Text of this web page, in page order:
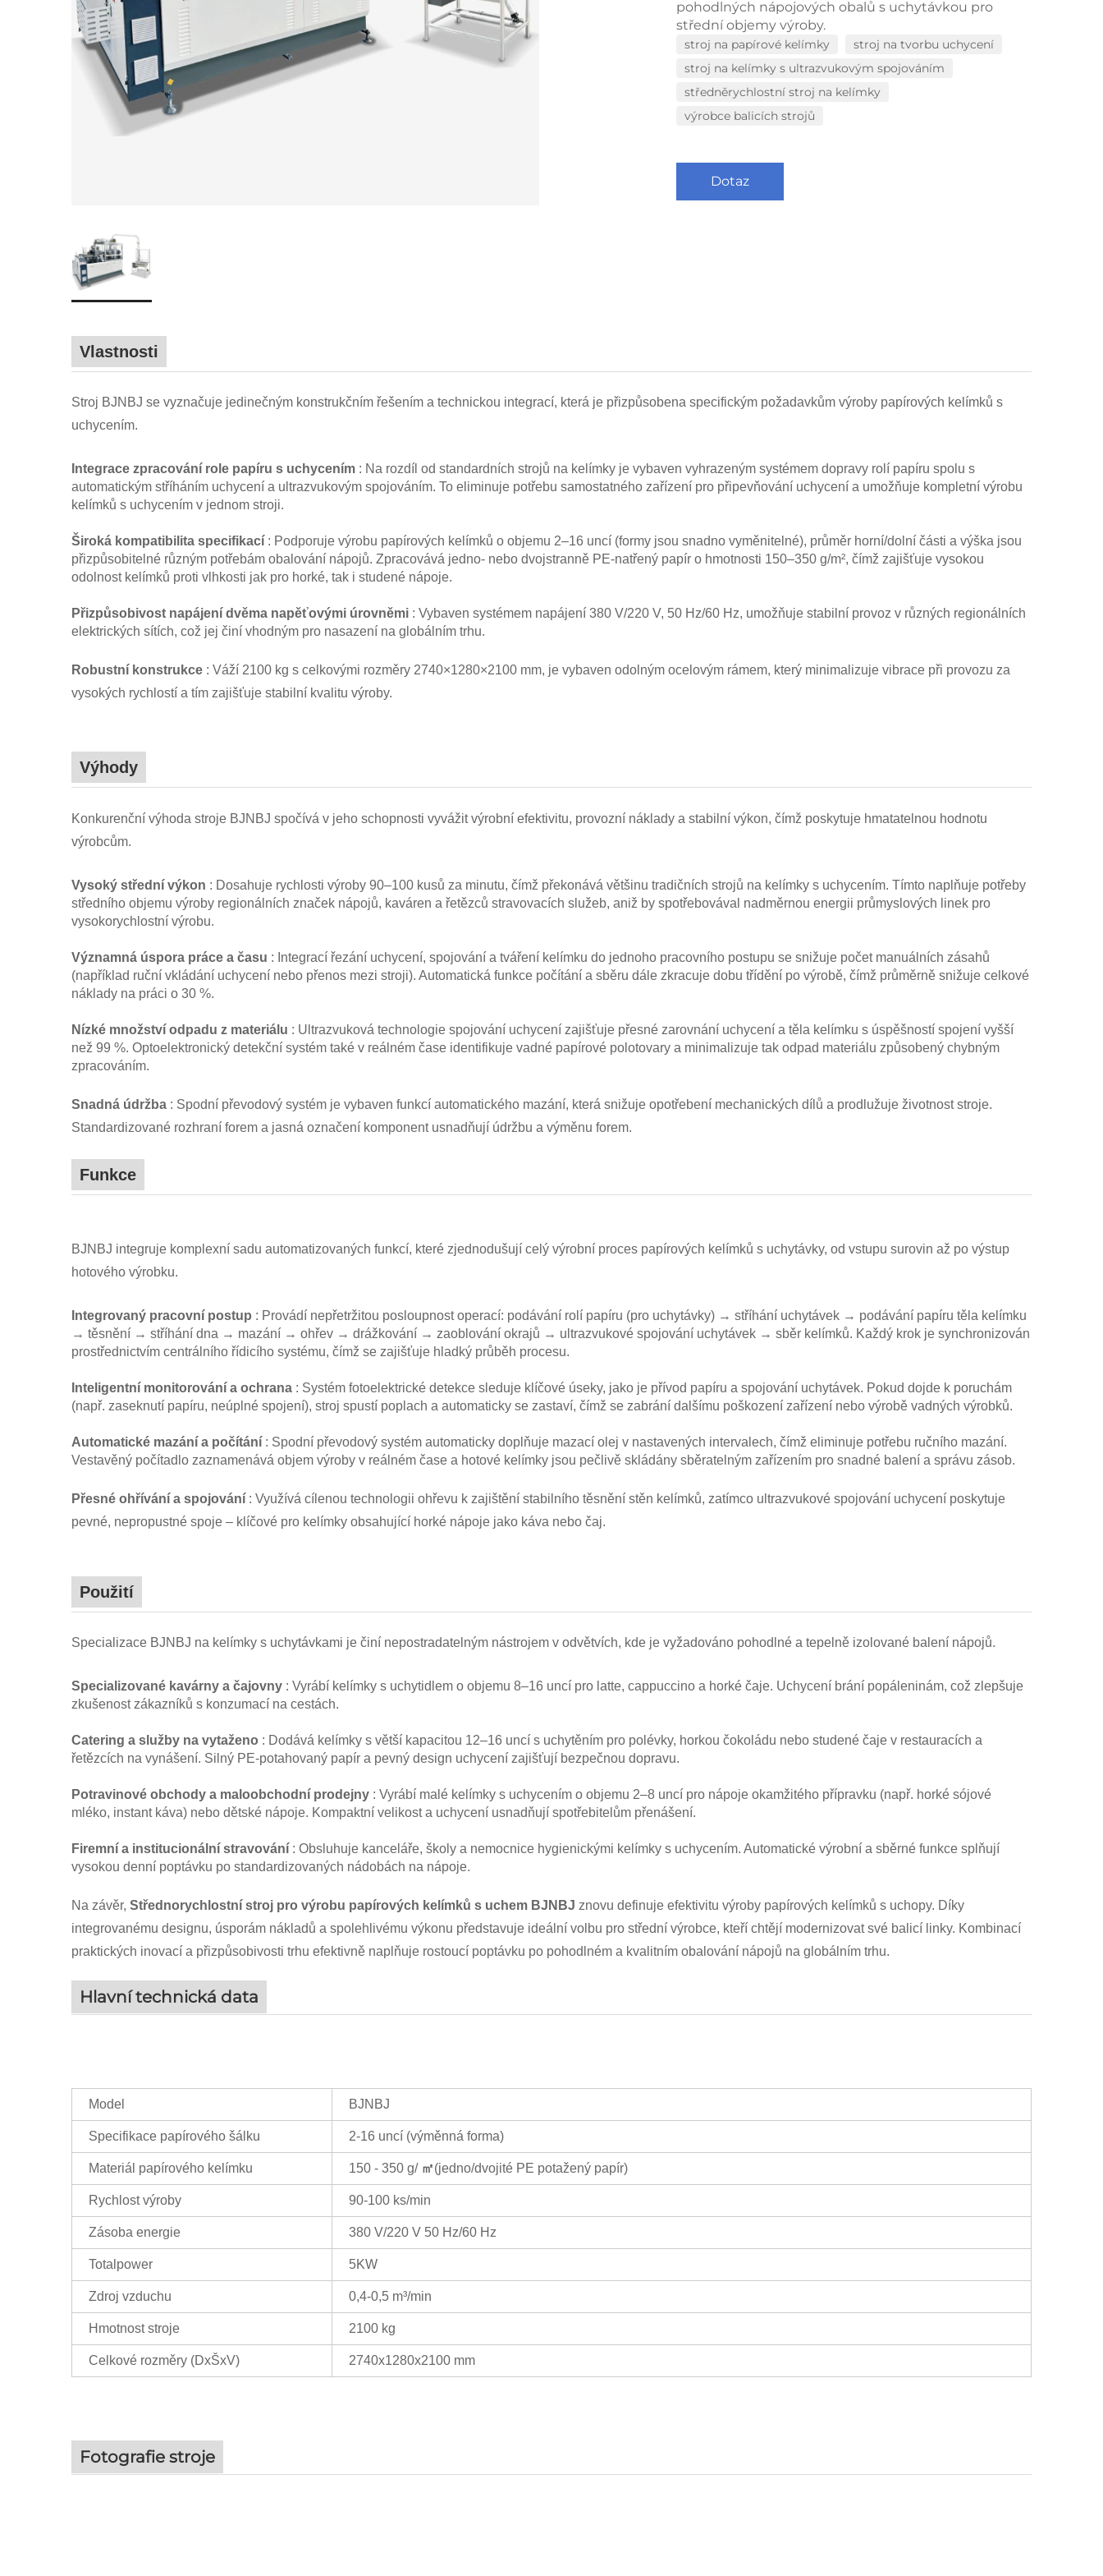
pohodlných nápojových obalů s uchytávkou pro
střední objemy výroby.
stroj na papírové kelímky
stroj na tvorbu uchycení
stroj na kelímky s ultrazvukovým spojováním
středněrychlostní stroj na kelímky
výrobce balicích strojů
Dotaz
Vlastnosti
Stroj BJNBJ se vyznačuje jedinečným konstrukčním řešením a technickou integrací, která je přizpůsobena specifickým požadavkům výroby papírových kelímků s
uchycením.
Integrace zpracování role papíru s uchycením : Na rozdíl od standardních strojů na kelímky je vybaven vyhrazeným systémem dopravy rolí papíru spolu s
automatickým stříháním uchycení a ultrazvukovým spojováním. To eliminuje potřebu samostatného zařízení pro připevňování uchycení a umožňuje kompletní výrobu
kelímků s uchycením v jednom stroji.
Široká kompatibilita specifikací : Podporuje výrobu papírových kelímků o objemu 2–16 uncí (formy jsou snadno vyměnitelné), průměr horní/dolní části a výška jsou
přizpůsobitelné různým potřebám obalování nápojů. Zpracovává jedno- nebo dvojstranně PE-natřený papír o hmotnosti 150–350 g/m², čímž zajišťuje vysokou
odolnost kelímků proti vlhkosti jak pro horké, tak i studené nápoje.
Přizpůsobivost napájení dvěma napěťovými úrovněmi : Vybaven systémem napájení 380 V/220 V, 50 Hz/60 Hz, umožňuje stabilní provoz v různých regionálních
elektrických sítích, což jej činí vhodným pro nasazení na globálním trhu.
Robustní konstrukce : Váží 2100 kg s celkovými rozměry 2740×1280×2100 mm, je vybaven odolným ocelovým rámem, který minimalizuje vibrace při provozu za
vysokých rychlostí a tím zajišťuje stabilní kvalitu výroby.
Výhody
Konkurenční výhoda stroje BJNBJ spočívá v jeho schopnosti vyvážit výrobní efektivitu, provozní náklady a stabilní výkon, čímž poskytuje hmatatelnou hodnotu
výrobcům.
Vysoký střední výkon : Dosahuje rychlosti výroby 90–100 kusů za minutu, čímž překonává většinu tradičních strojů na kelímky s uchycením. Tímto naplňuje potřeby
středního objemu výroby regionálních značek nápojů, kaváren a řetězců stravovacích služeb, aniž by spotřebovával nadměrnou energii průmyslových linek pro
vysokorychlostní výrobu.
Významná úspora práce a času : Integrací řezání uchycení, spojování a tváření kelímku do jednoho pracovního postupu se snižuje počet manuálních zásahů
(například ruční vkládání uchycení nebo přenos mezi stroji). Automatická funkce počítání a sběru dále zkracuje dobu třídění po výrobě, čímž průměrně snižuje celkové
náklady na práci o 30 %.
Nízké množství odpadu z materiálu : Ultrazvuková technologie spojování uchycení zajišťuje přesné zarovnání uchycení a těla kelímku s úspěšností spojení vyšší
než 99 %. Optoelektronický detekční systém také v reálném čase identifikuje vadné papírové polotovary a minimalizuje tak odpad materiálu způsobený chybným
zpracováním.
Snadná údržba : Spodní převodový systém je vybaven funkcí automatického mazání, která snižuje opotřebení mechanických dílů a prodlužuje životnost stroje.
Standardizované rozhraní forem a jasná označení komponent usnadňují údržbu a výměnu forem.
Funkce
BJNBJ integruje komplexní sadu automatizovaných funkcí, které zjednodušují celý výrobní proces papírových kelímků s uchytávky, od vstupu surovin až po výstup
hotového výrobku.
Integrovaný pracovní postup : Provádí nepřetržitou posloupnost operací: podávání rolí papíru (pro uchytávky) → stříhání uchytávek → podávání papíru těla kelímku
→ těsnění → stříhání dna → mazání → ohřev → drážkování → zaoblování okrajů → ultrazvukové spojování uchytávek → sběr kelímků. Každý krok je synchronizován
prostřednictvím centrálního řídicího systému, čímž se zajišťuje hladký průběh procesu.
Inteligentní monitorování a ochrana : Systém fotoelektrické detekce sleduje klíčové úseky, jako je přívod papíru a spojování uchytávek. Pokud dojde k poruchám
(např. zaseknutí papíru, neúplné spojení), stroj spustí poplach a automaticky se zastaví, čímž se zabrání dalšímu poškození zařízení nebo výrobě vadných výrobků.
Automatické mazání a počítání : Spodní převodový systém automaticky doplňuje mazací olej v nastavených intervalech, čímž eliminuje potřebu ručního mazání.
Vestavěný počítadlo zaznamenává objem výroby v reálném čase a hotové kelímky jsou pečlivě skládány sběratelným zařízením pro snadné balení a správu zásob.
Přesné ohřívání a spojování : Využívá cílenou technologii ohřevu k zajištění stabilního těsnění stěn kelímků, zatímco ultrazvukové spojování uchycení poskytuje
pevné, nepropustné spoje – klíčové pro kelímky obsahující horké nápoje jako káva nebo čaj.
Použití
Specializace BJNBJ na kelímky s uchytávkami je činí nepostradatelným nástrojem v odvětvích, kde je vyžadováno pohodlné a tepelně izolované balení nápojů.
Specializované kavárny a čajovny : Vyrábí kelímky s uchytidlem o objemu 8–16 uncí pro latte, cappuccino a horké čaje. Uchycení brání popáleninám, což zlepšuje
zkušenost zákazníků s konzumací na cestách.
Catering a služby na vytaženo : Dodává kelímky s větší kapacitou 12–16 uncí s uchytěním pro polévky, horkou čokoládu nebo studené čaje v restauracích a
řetězcích na vynášení. Silný PE-potahovaný papír a pevný design uchycení zajišťují bezpečnou dopravu.
Potravinové obchody a maloobchodní prodejny : Vyrábí malé kelímky s uchycením o objemu 2–8 uncí pro nápoje okamžitého přípravku (např. horké sójové
mléko, instant káva) nebo dětské nápoje. Kompaktní velikost a uchycení usnadňují spotřebitelům přenášení.
Firemní a institucionální stravování : Obsluhuje kanceláře, školy a nemocnice hygienickými kelímky s uchycením. Automatické výrobní a sběrné funkce splňují
vysokou denní poptávku po standardizovaných nádobách na nápoje.
Na závěr, Střednorychlostní stroj pro výrobu papírových kelímků s uchem BJNBJ znovu definuje efektivitu výroby papírových kelímků s uchopy. Díky
integrovanému designu, úsporám nákladů a spolehlivému výkonu představuje ideální volbu pro střední výrobce, kteří chtějí modernizovat své balicí linky. Kombinací
praktických inovací a přizpůsobivosti trhu efektivně naplňuje rostoucí poptávku po pohodlném a kvalitním obalování nápojů na globálním trhu.
Hlavní technická data
Model BJNBJ
Specifikace papírového šálku 2-16 uncí (výměnná forma)
Materiál papírového kelímku 150 - 350 g/ ㎡(jedno/dvojité PE potažený papír)
Rychlost výroby 90-100 ks/min
Zásoba energie 380 V/220 V 50 Hz/60 Hz
Totalpower 5KW
Zdroj vzduchu 0,4-0,5 m³/min
Hmotnost stroje 2100 kg
Celkové rozměry (DxŠxV) 2740x1280x2100 mm
Fotografie stroje